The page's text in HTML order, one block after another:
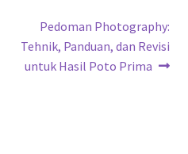
Next
post:
Pedoman Photography:
Tehnik, Panduan, dan Revisi
untuk Hasil Poto Prima